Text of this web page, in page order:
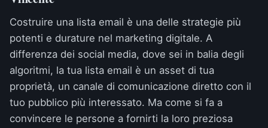
Costruire una lista email è una delle strategie più
potenti e durature nel marketing digitale. A
differenza dei social media, dove sei in balia degli
algoritmi, la tua lista email è un asset di tua
proprietà, un canale di comunicazione diretto con il
tuo pubblico più interessato. Ma come si fa a
convincere le persone a fornirti la loro preziosa